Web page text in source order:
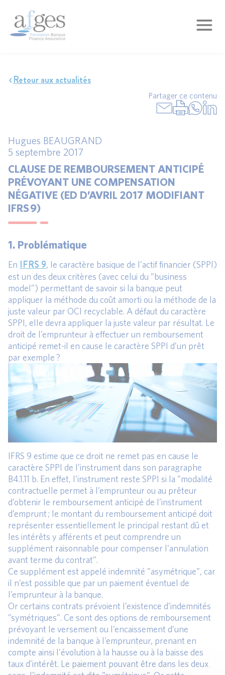
Retour aux actualités
Partager ce contenu
Hugues BEAUGRAND
5 septembre 2017
CLAUSE DE REMBOURSEMENT ANTICIPÉ
PRÉVOYANT UNE COMPENSATION
NÉGATIVE (ED D’AVRIL 2017 MODIFIANT
IFRS 9)
1. Problématique
En IFRS 9, le caractère basique de l’actif financier (SPPI)
est un des deux critères (avec celui du ”business
model”) permettant de savoir si la banque peut
appliquer la méthode du coût amorti ou la méthode de la
juste valeur par OCI recyclable. A défaut du caractère
SPPI, elle devra appliquer la juste valeur par résultat. Le
droit de l’emprunteur à effectuer un remboursement
anticipé remet-il en cause le caractère SPPI d’un prêt
par exemple ?
IFRS 9 estime que ce droit ne remet pas en cause le
caractère SPPI de l’instrument dans son paragraphe
B4.1.11 b. En effet, l’instrument reste SPPI si la ”modalité
contractuelle permet à l’emprunteur ou au prêteur
d’obtenir le remboursement anticipé de l’instrument
d’emprunt ; le montant du remboursement anticipé doit
représenter essentiellement le principal restant dû et
les intérêts y afférents et peut comprendre un
supplément raisonnable pour compenser l’annulation
avant terme du contrat”.
Ce supplément est appelé indemnité ”asymétrique”, car
il n’est possible que par un paiement éventuel de
l’emprunteur à la banque.
Or certains contrats prévoient l’existence d’indemnités
”symétriques”. Ce sont des options de remboursement
prévoyant le versement ou l’encaissement d’une
indemnité de la banque à l’emprunteur, prenant en
compte ainsi l’évolution à la hausse ou à la baisse des
taux d’intérêt. Le paiement pouvant être dans les deux